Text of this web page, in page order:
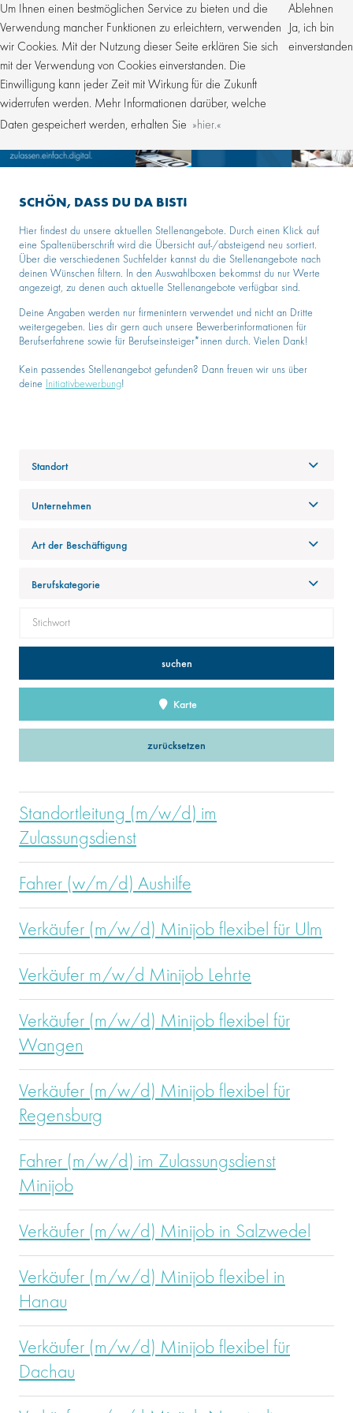
Um Ihnen einen bestmöglichen Service zu bieten und die
Verwendung mancher Funktionen zu erleichtern, verwenden
wir Cookies. Mit der Nutzung dieser Seite erklären Sie sich
mit der Verwendung von Cookies einverstanden. Die
Einwilligung kann jeder Zeit mit Wirkung für die Zukunft
widerrufen werden. Mehr Informationen darüber, welche
Daten gespeichert werden, erhalten Sie
hier.
Ablehnen
Ja, ich bin
einverstanden
SCHÖN, DASS DU DA BIST!
Hier findest du unsere aktuellen Stellenangebote. Durch einen Klick auf
eine Spaltenüberschrift wird die Übersicht auf-/absteigend neu sortiert.
Über die verschiedenen Suchfelder kannst du die Stellenangebote nach
deinen Wünschen filtern. In den Auswahlboxen bekommst du nur Werte
angezeigt, zu denen auch aktuelle Stellenangebote verfügbar sind.
Deine Angaben werden nur firmenintern verwendet und nicht an Dritte
weitergegeben. Lies dir gern auch unsere Bewerberinformationen für
Berufserfahrene sowie für Berufseinsteiger*innen durch. Vielen Dank!
Kein passendes Stellenangebot gefunden? Dann freuen wir uns über
deine
Initiativbewerbung!
Standort
Unternehmen
Art der Beschäftigung
Berufskategorie
zurücksetzen
Karte
suchen
Standortleitung (m/w/d) im
Zulassungsdienst
Fahrer (w/m/d) Aushilfe
Verkäufer (m/w/d) Minijob flexibel für Ulm
Verkäufer m/w/d Minijob Lehrte
Verkäufer (m/w/d) Minijob flexibel für
Wangen
Verkäufer (m/w/d) Minijob flexibel für
Regensburg
Fahrer (m/w/d) im Zulassungsdienst
Minijob
Verkäufer (m/w/d) Minijob in Salzwedel
Verkäufer (m/w/d) Minijob flexibel in
Hanau
Verkäufer (m/w/d) Minijob flexibel für
Dachau